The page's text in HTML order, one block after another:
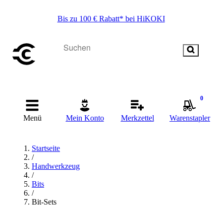
Bis zu 100 € Rabatt* bei HiKOKI
Menü Mein Konto Merkzettel
0
Warenstapler
Startseite
/
Handwerkzeug
/
Bits
/
Bit-Sets